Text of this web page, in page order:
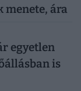
menete, ára
egyetlen
is